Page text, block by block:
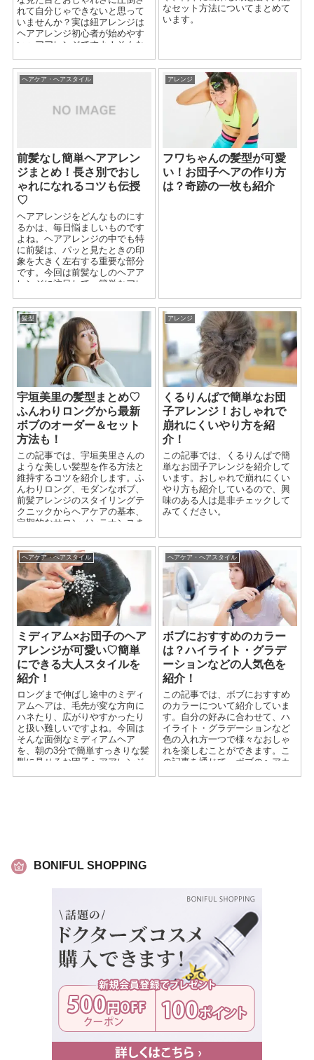
れて自分じゃできないと思って
いませんか？実は紐アレンジは
ヘアアレンジ初心者が始めやす
いヘアアレンジですよ！そんな
れで今っぽい雰囲気を作れる紐
アレンジ方法を簡単に解説して
なセット方法についてまとめて
います。
ヘアケア・ヘアスタイル
前髪なし簡単ヘアアレン
ジまとめ！長さ別でおし
ゃれになれるコツも伝授
♡
ヘアアレンジをどんなものにす
るかは、毎日悩ましいものです
よね。ヘアアレンジの中でも特
に前髪は、パッと見たときの印
象を大きく左右する重要な部分
です。今回は前髪なしのヘアア
レンジに注目して、簡単なアレ
アレンジ
フワちゃんの髪型が可愛
い！お団子ヘアの作り方
は？奇跡の一枚も紹介
髪型
宇垣美里の髪型まとめ♡
ふんわりロングから最新
ボブのオーダー＆セット
方法も！
この記事では、宇垣美里さんの
ような美しい髪型を作る方法と
維持するコツを紹介します。ふ
んわりロング、モダンなボブ、
前髪アレンジのスタイリングテ
クニックからヘアケアの基本、
定期的なサロンメンテナンスま
に引き出すポイントを詳しく解
説しています。美しいヘアスタ
イルで毎日をもっと特別にして
いきましょう。
アレンジ
くるりんぱで簡単なお団
子アレンジ！おしゃれで
崩れにくいやり方を紹
介！
この記事では、くるりんぱで簡
単なお団子アレンジを紹介して
います。おしゃれで崩れにくい
やり方も紹介しているので、興
味のある人は是非チェックして
みてください。
ヘアケア・ヘアスタイル
ミディアム×お団子のヘア
アレンジが可愛い♡簡単
にできる大人スタイルを
紹介！
ロングまで伸ばし途中のミディ
アムヘアは、毛先が変な方向に
ハネたり、広がりやすかったり
と扱い難しいですよね。今回は
そんな面倒なミディアムヘア
を、朝の3分で簡単すっきりな髪
型に見せるお団子ヘアアレンジ
ヘアケア・ヘアスタイル
ボブにおすすめのカラー
は？ハイライト・グラデ
ーションなどの人気色を
紹介！
この記事では、ボブにおすすめ
のカラーについて紹介していま
す。自分の好みに合わせて、ハ
イライト・グラデーションなど
色の入れ方一つで様々なおしゃ
れを楽しむことができます。こ
の記事を通じて、ボブのヘアカ
BONIFUL SHOPPING